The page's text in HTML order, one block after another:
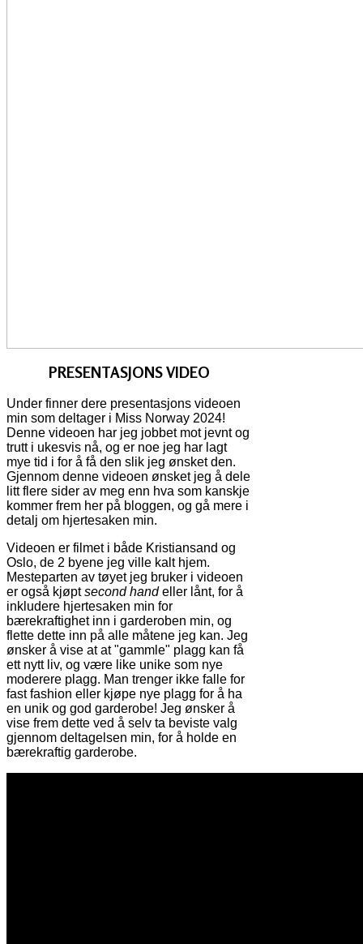
PRESENTASJONS VIDEO
Under finner dere presentasjons videoen
min som deltager i Miss Norway 2024!
Denne videoen har jeg jobbet mot jevnt og
trutt i ukesvis nå, og er noe jeg har lagt
mye tid i for å få den slik jeg ønsket den.
Gjennom denne videoen ønsket jeg å dele
litt flere sider av meg enn hva som kanskje
kommer frem her på bloggen, og gå mere i
detalj om hjertesaken min.
Videoen er filmet i både Kristiansand og
Oslo, de 2 byene jeg ville kalt hjem.
Mesteparten av tøyet jeg bruker i videoen
er også kjøptsecond handeller lånt, for å
inkludere hjertesaken min for
bærekraftighet inn i garderoben min, og
flette dette inn på alle måtene jeg kan. Jeg
ønsker å vise at at "gammle" plagg kan få
ett nytt liv, og være like unike som nye
moderere plagg. Man trenger ikke falle for
fast fashion eller kjøpe nye plagg for å ha
en unik og god garderobe! Jeg ønsker å
vise frem dette ved å selv ta beviste valg
gjennom deltagelsen min, for å holde en
bærekraftig garderobe.